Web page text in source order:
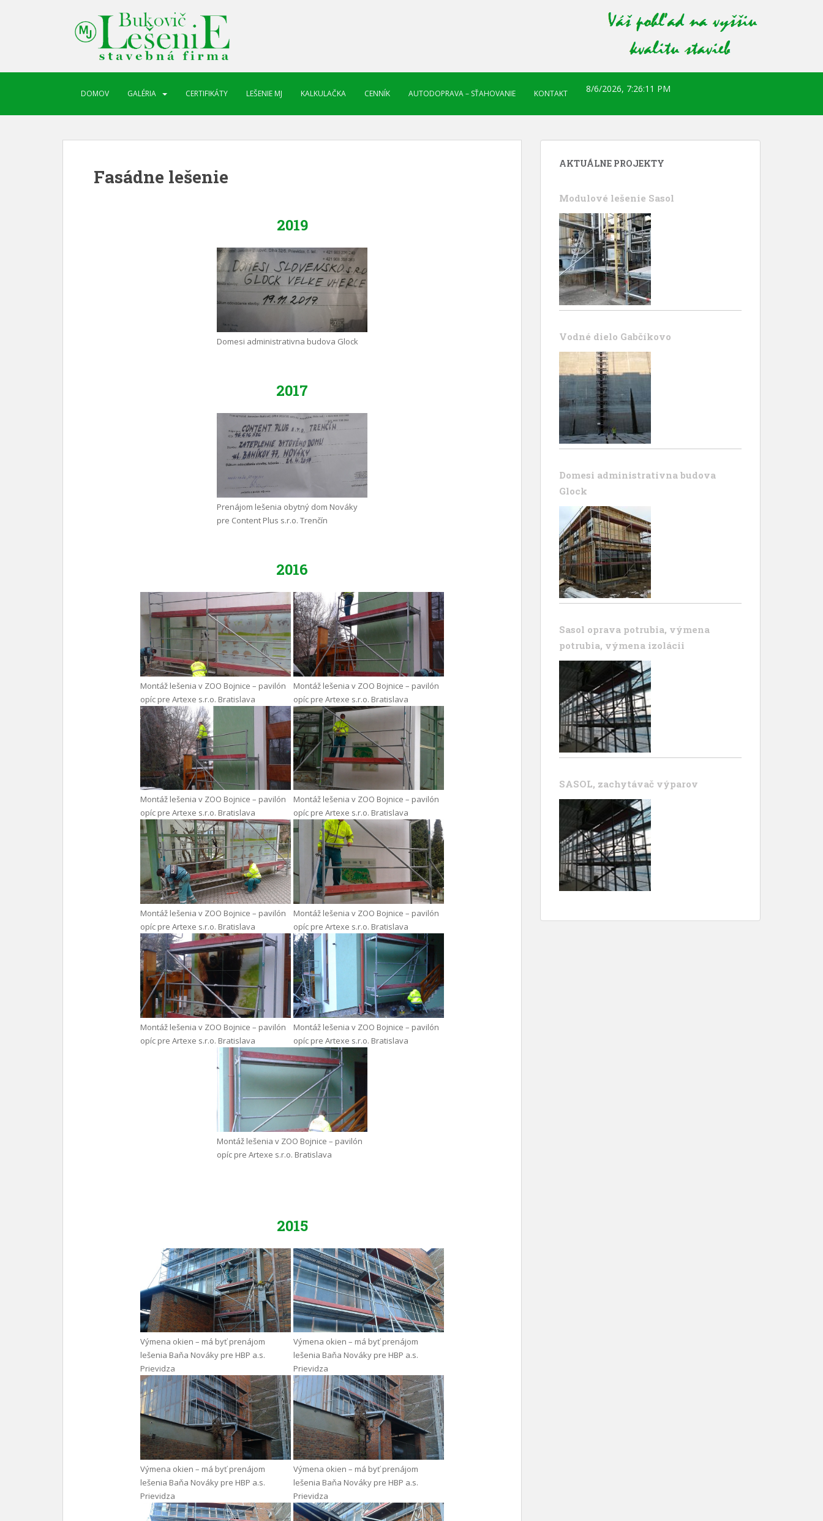
DOMOV GALÉRIA CERTIFIKÁTY LEŠENIE MJ KALKULAČKA CENNÍK AUTODOPRAVA – SŤAHOVANIE KONTAKT 8/6/2026, 7:26:12 PM
Fasádne lešenie
2019
Domesi administrativna budova Glock
2017
Prenájom lešenia obytný dom Nováky
pre Content Plus s.r.o. Trenčín
2016
Montáž lešenia v ZOO Bojnice – pavilón
opíc pre Artexe s.r.o. Bratislava
Montáž lešenia v ZOO Bojnice – pavilón
opíc pre Artexe s.r.o. Bratislava
Montáž lešenia v ZOO Bojnice – pavilón
opíc pre Artexe s.r.o. Bratislava
Montáž lešenia v ZOO Bojnice – pavilón
opíc pre Artexe s.r.o. Bratislava
Montáž lešenia v ZOO Bojnice – pavilón
opíc pre Artexe s.r.o. Bratislava
Montáž lešenia v ZOO Bojnice – pavilón
opíc pre Artexe s.r.o. Bratislava
Montáž lešenia v ZOO Bojnice – pavilón
opíc pre Artexe s.r.o. Bratislava
Montáž lešenia v ZOO Bojnice – pavilón
opíc pre Artexe s.r.o. Bratislava
Montáž lešenia v ZOO Bojnice – pavilón
opíc pre Artexe s.r.o. Bratislava
2015
Výmena okien – má byť prenájom
lešenia Baňa Nováky pre HBP a.s.
Prievidza
Výmena okien – má byť prenájom
lešenia Baňa Nováky pre HBP a.s.
Prievidza
Výmena okien – má byť prenájom
lešenia Baňa Nováky pre HBP a.s.
Prievidza
Výmena okien – má byť prenájom
lešenia Baňa Nováky pre HBP a.s.
Prievidza
AKTUÁLNE PROJEKTY
Modulové lešenie Sasol
Vodné dielo Gabčíkovo
Domesi administrativna budova
Glock
Sasol oprava potrubia, výmena
potrubia, výmena izolácii
SASOL, zachytávač výparov